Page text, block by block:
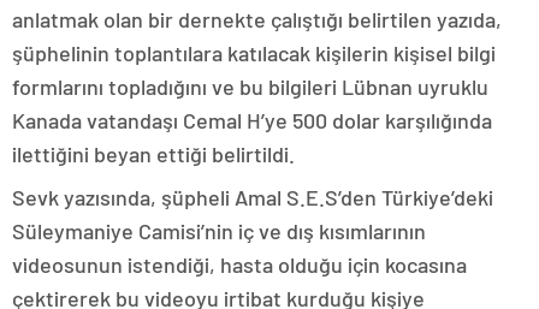
anlatmak olan bir dernekte çalıştığı belirtilen yazıda,
şüphelinin toplantılara katılacak kişilerin kişisel bilgi
formlarını topladığını ve bu bilgileri Lübnan uyruklu
Kanada vatandaşı Cemal H’ye 500 dolar karşılığında
ilettiğini beyan ettiği belirtildi.
Sevk yazısında, şüpheli Amal S.E.S’den Türkiye’deki
Süleymaniye Camisi’nin iç ve dış kısımlarının
videosunun istendiği, hasta olduğu için kocasına
çektirerek bu videoyu irtibat kurduğu kişiye